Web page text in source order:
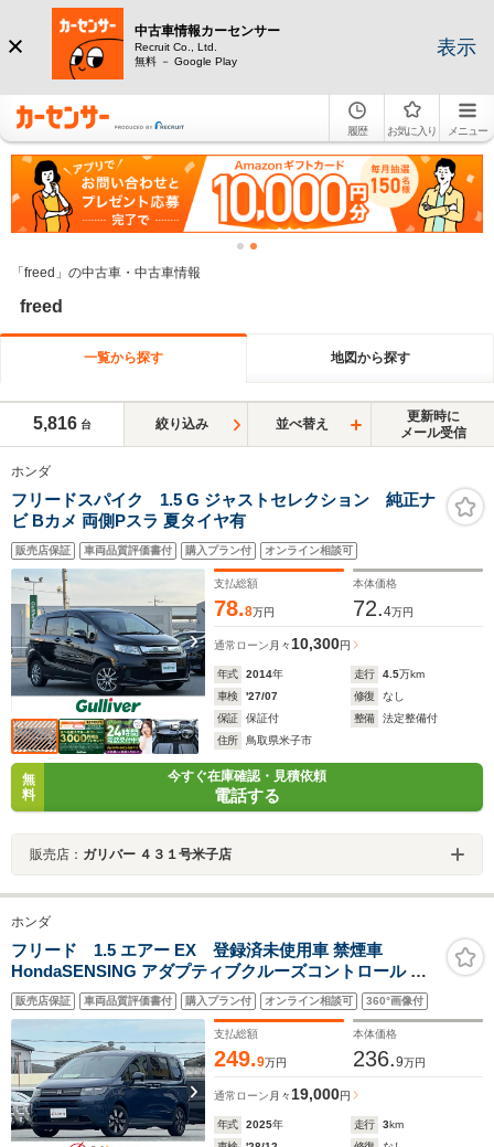
中古車情報カーセンサー
Recruit Co., Ltd.
無料 － Google Play
表示
履歴 お気に入り メニュー
「freed」の中古車・中古車情報
freed
一覧から探す 地図から探す
5,816 台 絞り込み 並べ替え
更新時に
メール受信
ホンダ
フリードスパイク 1.5 G ジャストセレクション 純正ナ
ビ Bカメ 両側Pスラ 夏タイヤ有
販売店保証 車両品質評価書付 購入プラン付 オンライン相談可
支払総額
78.8万円
本体価格
72.4万円
通常ローン 月々10,300円
年式 2014年 走行 4.5万km
車検
'27/07 修復
なし
保証
保証付 整備
法定整備付
住所
鳥取県米子市
無
料
今すぐ在庫確認・見積依頼
電話する
販売店： ガリバー ４３１号米子店
ホンダ
フリード 1.5 エアー EX 登録済未使用車 禁煙車
HondaSENSING アダプティブクルーズコントロール 電
子パーキング 両側自動ドア ブラインドスポットモニター
LEDヘッドライト 前席シートヒーター スマートキー 純正
販売店保証 車両品質評価書付 購入プラン付 オンライン相談可 360°画像付
支払総額
249.9万円
本体価格
236.9万円
通常ローン 月々19,000円
年式 2025年 走行 3km